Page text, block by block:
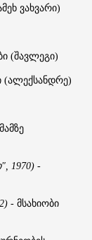
ვახვარი)
(შავლეგი)
(ალექსანდრე)
", 1970) -
- მსახიობი